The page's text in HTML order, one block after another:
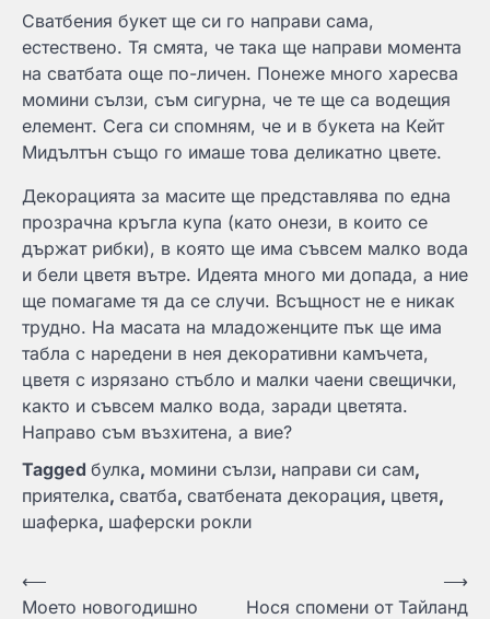
Сватбения букет ще си го направи сама,
естествено. Тя смята, че така ще направи момента
на сватбата още по-личен. Понеже много харесва
момини сълзи, съм сигурна, че те ще са водещия
елемент. Сега си спомням, че и в букета на Кейт
Мидълтън също го имаше това деликатно цвете.
Декорацията за масите ще представлява по една
прозрачна кръгла купа (като онези, в които се
държат рибки), в която ще има съвсем малко вода
и бели цветя вътре. Идеята много ми допада, а ние
ще помагаме тя да се случи. Всъщност не е никак
трудно. На масата на младоженците пък ще има
табла с наредени в нея декоративни камъчета,
цветя с изрязано стъбло и малки чаени свещички,
както и съвсем малко вода, заради цветята.
Направо съм възхитена, а вие?
Tagged булка, момини сълзи, направи си сам,
приятелка, сватба, сватбената декорация, цветя,
шаферка, шаферски рокли
Навигация
⟵
Моето новогодишно
Нося спомени от Тайланд
⟶